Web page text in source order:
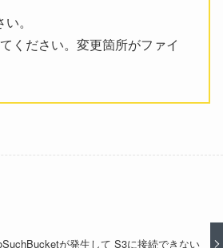
。
ください。変更箇所がファイ
が発生して S3に接続できない